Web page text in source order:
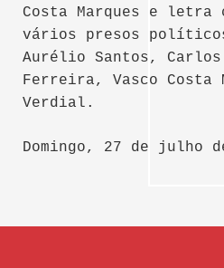
Costa Marques e letra
vários presos
Aurélio Santos,
Ferreira, Vasco Costa
Verdial.
Domingo, 27 de julho